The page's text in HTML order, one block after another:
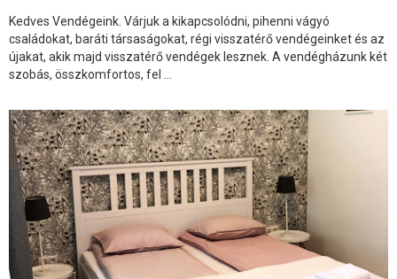
Kedves Vendégeink. Várjuk a kikapcsolódni, pihenni vágyó
családokat, baráti társaságokat, régi visszatérő vendégeinket és az
újakat, akik majd visszatérő vendégek lesznek. A vendégházunk két
szobás, összkomfortos, fel ...